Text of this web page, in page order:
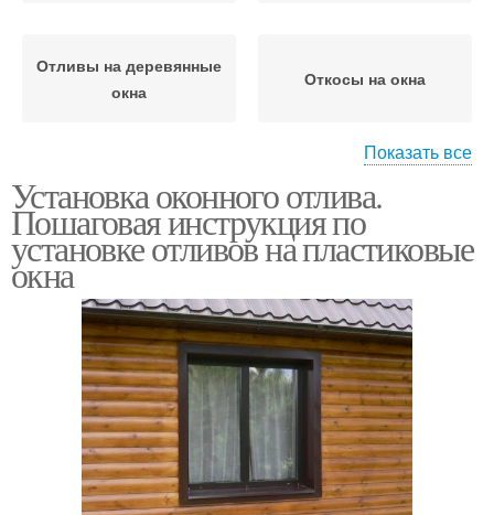
Отливы на деревянные
окна
Откосы на окна
Отливы на окна Отливы в частном доме
Кровельные отливы Наружные отливы
Виды для окон Отливы на крышу
Показать все
Установка оконного отлива.
Пошаговая инструкция по
установке отливов на пластиковые
окна